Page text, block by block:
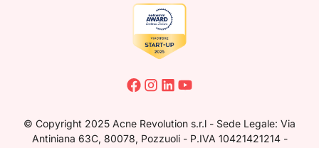
© Copyright 2025 Acne Revolution s.r.l - Sede Legale: Via
Antiniana 63C, 80078, Pozzuoli - P.IVA 10421421214 -